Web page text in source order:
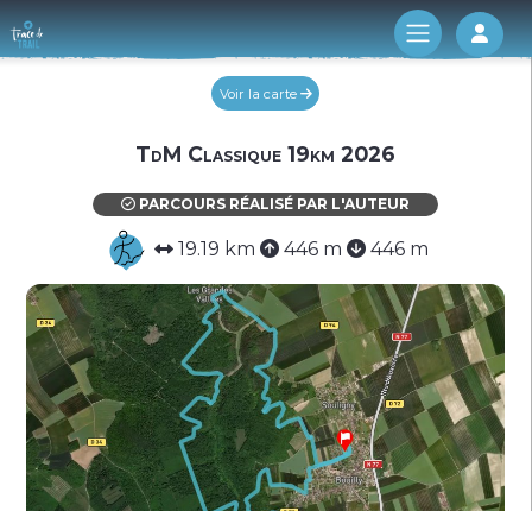
Log
Voir la carte
TdM Classique 19km 2026
PARCOURS RÉALISÉ PAR L'AUTEUR
19.19 km 446 m 446 m